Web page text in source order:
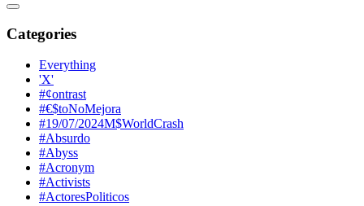
Categories
Everything
'X'
#¢ontrast
#€$toNoMejora
#19/07/2024M$WorldCrash
#Absurdo
#Abyss
#Acronym
#Activists
#ActoresPoliticos